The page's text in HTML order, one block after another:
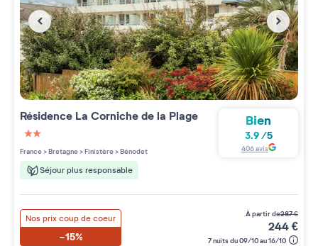
Résidence La Corniche de la Plage
2 étoiles sur 5
France>Bretagne>Finistère>Bénodet
Séjour plus responsable
Bien
3.9/5
406avis
Nos prix coup de coeur
-15%
à partir de287€
244€
7 nuits du 09/10 au 16/10